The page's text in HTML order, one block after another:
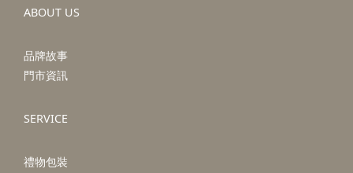
ABOUT US
品牌故事
門市資訊
SERVICE
禮物包裝